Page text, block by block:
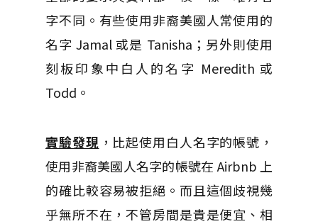
字不同。有些使用非裔美國人常使用的
名字 Jamal 或是 Tanisha；另外則使用
刻板印象中白人的名字 Meredith 或
Todd。
實驗發現 ，比起使用白人名字的帳號，
使用非裔美國人名字的帳號在 Airbnb 上
的確比較容易被拒絕。而且這個歧視幾
乎無所不在，不管房間是貴是便宜、相